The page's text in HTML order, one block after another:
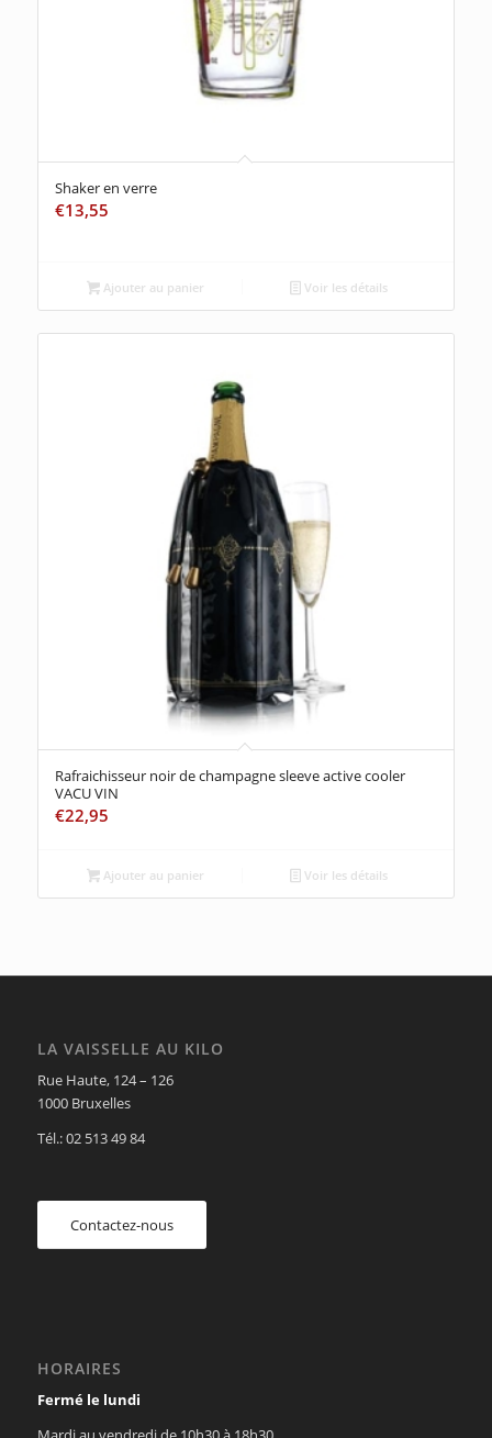
Shaker en verre
€13,55
Ajouter au panier Voir les détails
Rafraichisseur noir de champagne sleeve active cooler
VACU VIN
€22,95
Ajouter au panier Voir les détails
LA VAISSELLE AU KILO
Rue Haute, 124 – 126
1000 Bruxelles
Tél.: 02 513 49 84
Contactez-nous
HORAIRES
Fermé le lundi